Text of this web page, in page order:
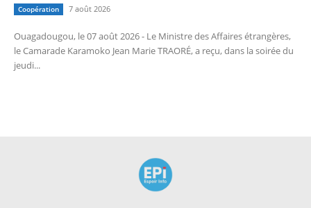
Coopération 7 août 2026
Ouagadougou, le 07 août 2026 - Le Ministre des Affaires étrangères,
le Camarade Karamoko Jean Marie TRAORÉ, a reçu, dans la soirée du
jeudi...